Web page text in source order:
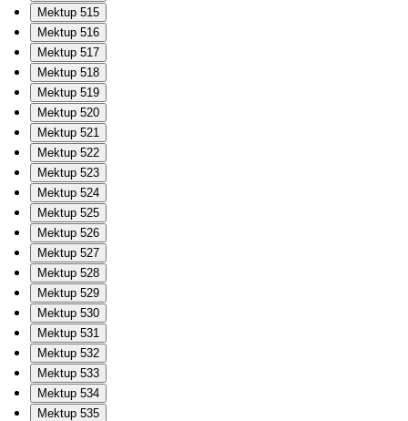
Mektup 515
Mektup 516
Mektup 517
Mektup 518
Mektup 519
Mektup 520
Mektup 521
Mektup 522
Mektup 523
Mektup 524
Mektup 525
Mektup 526
Mektup 527
Mektup 528
Mektup 529
Mektup 530
Mektup 531
Mektup 532
Mektup 533
Mektup 534
Mektup 535